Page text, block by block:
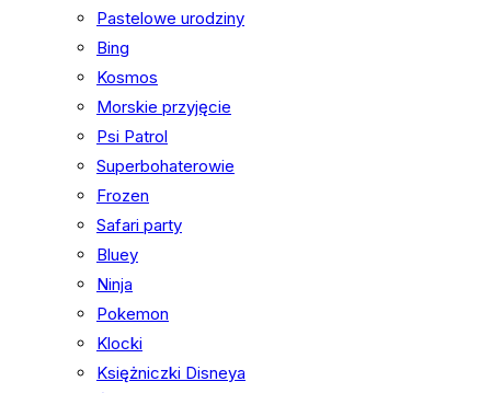
Pastelowe urodziny
Bing
Kosmos
Morskie przyjęcie
Psi Patrol
Superbohaterowie
Frozen
Safari party
Bluey
Ninja
Pokemon
Klocki
Księżniczki Disneya